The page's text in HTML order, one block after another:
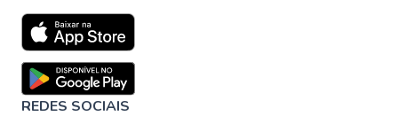
REDES SOCIAIS